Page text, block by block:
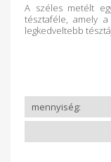
A széles metélt
tésztaféle, amely
legkedveltebb
Főbb jellemzők:
Állag: főzve
tészta is ezzel
és ünnepi;
családi fogások
tésztahagyomány
változatosan
rétesliszt